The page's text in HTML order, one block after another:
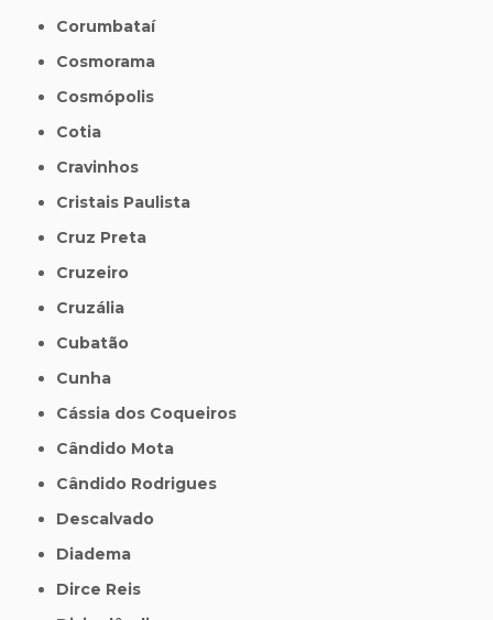
Corumbataí
Cosmorama
Cosmópolis
Cotia
Cravinhos
Cristais Paulista
Cruz Preta
Cruzeiro
Cruzália
Cubatão
Cunha
Cássia dos Coqueiros
Cândido Mota
Cândido Rodrigues
Descalvado
Diadema
Dirce Reis